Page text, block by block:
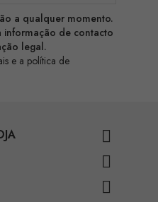
a qualquer momento.
informação de contacto
legal.
e a política de


